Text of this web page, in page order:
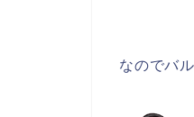
なのでバ